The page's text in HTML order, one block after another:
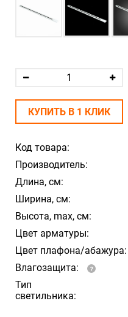
Код товара:
Производитель:
Длина, см:
Ширина, см:
Высота, max, см:
Цвет арматуры:
Цвет плафона/абажура:
Влагозащита:
Тип
светильника:
КУПИТЬ В 1 КЛИК